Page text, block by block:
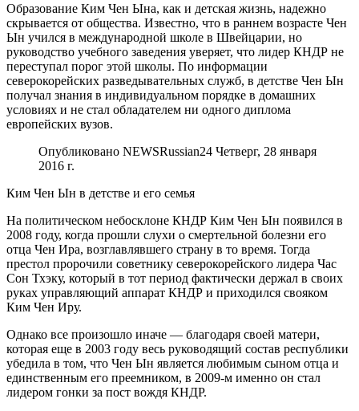
Образование Ким Чен Ына, как и детская жизнь, надежно
скрывается от общества. Известно, что в раннем возрасте Чен
Ын учился в международной школе в Швейцарии, но
руководство учебного заведения уверяет, что лидер КНДР не
переступал порог этой школы. По информации
северокорейских разведывательных служб, в детстве Чен Ын
получал знания в индивидуальном порядке в домашних
условиях и не стал обладателем ни одного диплома
европейских вузов.
Опубликовано NEWSRussian24 Четверг, 28 января
2016 г.
Ким Чен Ын в детстве и его семья
На политическом небосклоне КНДР Ким Чен Ын появился в
2008 году, когда прошли слухи о смертельной болезни его
отца Чен Ира, возглавлявшего страну в то время. Тогда
престол пророчили советнику северокорейского лидера Час
Сон Тхэку, который в тот период фактически держал в своих
руках управляющий аппарат КНДР и приходился свояком
Ким Чен Иру.
Однако все произошло иначе — благодаря своей матери,
которая еще в 2003 году весь руководящий состав республики
убедила в том, что Чен Ын является любимым сыном отца и
единственным его преемником, в 2009-м именно он стал
лидером гонки за пост вождя КНДР.